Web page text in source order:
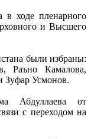
в ходе пленарного
и Высшего
были избраны:
Раъно Камалова,
Зуфар Усмонов.
Абдуллаева от
с переходом на